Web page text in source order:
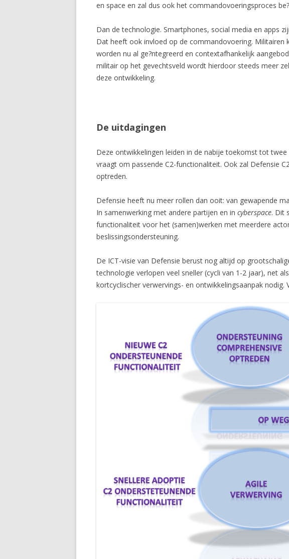
en space en zal dus ook het commandovoeringsproces
Dan de technologie. Smartphones, social media en apps
Dat heeft ook invloed op de commandovoering.
worden nu al ge?ntegreerd en contextafhankelijk
militair op het gevechtsveld wordt hierdoor steeds meer
deze ontwikkeling.
De uitdagingen
Deze ontwikkelingen leiden in de nabije toekomst tot
vraagt om passende C2-functionaliteit. Ook zal Defensie
optreden.
Defensie heeft nu meer rollen dan ooit: van gewapende
In samenwerking met andere partijen en in cyberspace. Dit
functionaliteit voor het (samen)werken met meerdere
beslissingsondersteuning.
De ICT-visie van Defensie berust nog altijd op
technologie verlopen veel sneller (cycli van 1-2 jaar), net
kortcyclischer verwervings- en ontwikkelingsaanpak